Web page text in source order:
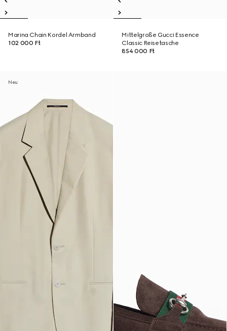
Marina Chain Kordel Armband
102 000 Ft
Mittelgroße Gucci Essence
Classic Reisetasche
854 000 Ft
Neu